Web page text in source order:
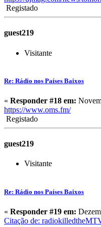
Registado
guest219
Visitante
Re: Rádio nos Países Baixos
« Responder #18 em:
https://www.oms.fm/
Registado
guest219
Visitante
Re: Rádio nos Países Baixos
« Responder #19 em:
Citação de: